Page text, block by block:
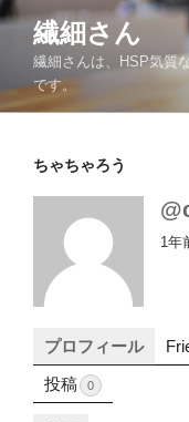
コ
ン
ツ
繊細さん
繊細さんは、HSP気質
です。
ちゃちゃろう
1年
プロフィール
投稿 0